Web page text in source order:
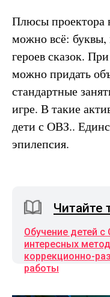
Плюсы проектора
можно всё:
героев сказок.
можно придать
стандартные
игре. В такие
дети с ОВЗ..
эпилепсия.
Читайте
Обучение детей с
интересных
коррекционно-
работы